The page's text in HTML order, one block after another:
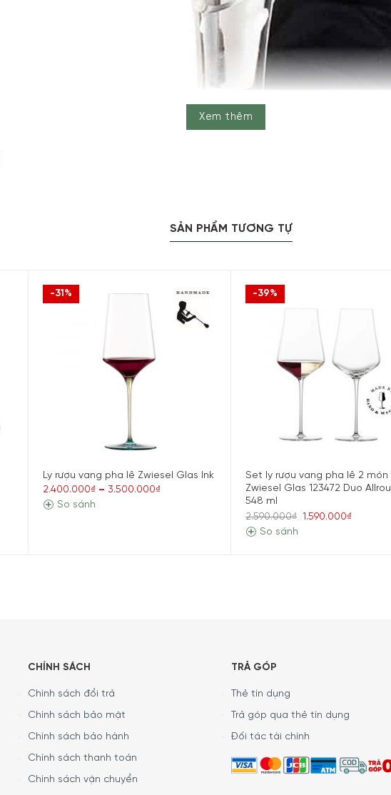
Xem thêm
SẢN PHẨM TƯƠNG TỰ
-31%
Ly rượu vang pha lê Zwiesel Glas Ink
2.400.000₫ – 3.500.000₫
So sánh
-39%
Set ly rượu vang pha lê 2 món
Zwiesel Glas 123472 Duo
548 ml
2.590.000₫ 1.590.000₫
So sánh
CHÍNH SÁCH
Chính sách đổi trả
Chính sách bảo mật
Chính sách bảo hành
Chính sách thanh toán
Chính sách vận chuyển
TRẢ GÓP
Thẻ tín dụng
Trả góp qua thẻ tín dụng
Đối tác tài chính